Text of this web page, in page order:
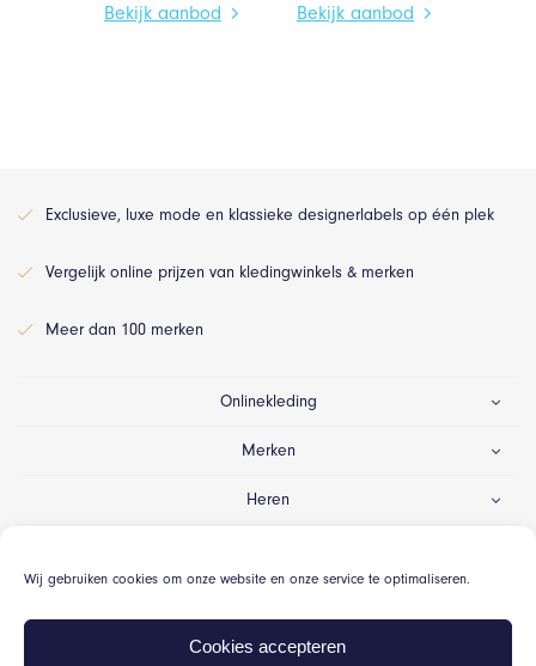
Wij gebruiken cookies om onze website en onze service te optimaliseren.
Cookies accepteren
Bekijk aanbod Bekijk aanbod
Exclusieve, luxe mode en klassieke designerlabels op één plek
Vergelijk online prijzen van kledingwinkels & merken
Meer dan 100 merken
Onlinekleding
Merken
Heren